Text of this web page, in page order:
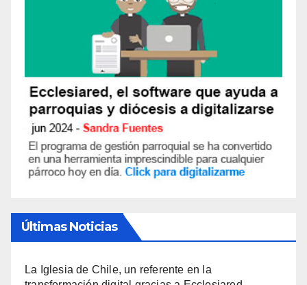
Últimas Noticias
La Iglesia de Chile, un referente en la